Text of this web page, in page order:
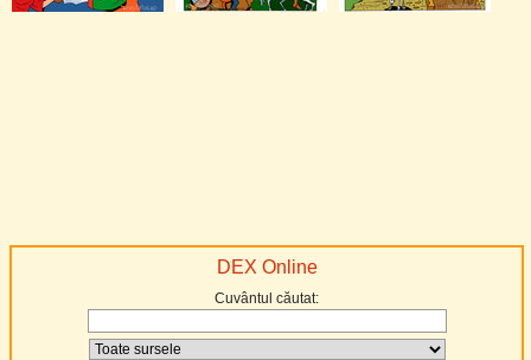
DEX Online
Cuvântul căutat: